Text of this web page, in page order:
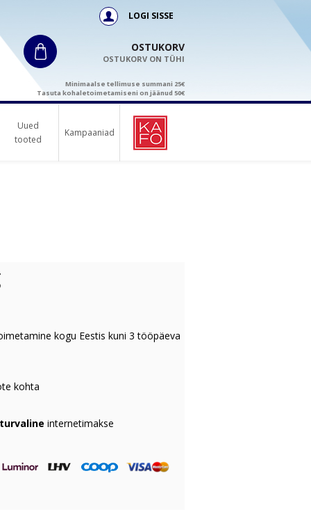
LOGI SISSE
OSTUKORV
OSTUKORV ON TÜHI
Minimaalse tellimuse summani 25€
Tasuta kohaletoimetamiseni on jäänud 50€
Uued
tooted
Kampaaniad
kogu Eestis kuni 3 tööpäeva
kohta
internetimakse